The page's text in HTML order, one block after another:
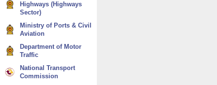
Highways (Highways
Sector)
Ministry of Ports & Civil
Aviation
Department of Motor
Traffic
National Transport
Commission